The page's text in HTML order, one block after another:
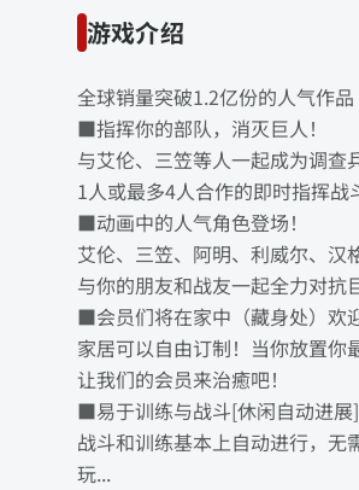
游戏介绍
全球销量突破1.2亿份的人气作
■指挥你的部队，消灭巨人！
与艾伦、三笠等人一起成为调查
1人或最多4人合作的即时指挥战
■动画中的人气角色登场！
艾伦、三笠、阿明、利威尔、汉
与你的朋友和战友一起全力对抗
■会员们将在家中（藏身处）欢
家居可以自由订制！当你放置你
让我们的会员来治癒吧！
■易于训练与战斗[休闲自动进展]
战斗和训练基本上自动进行，无
玩...